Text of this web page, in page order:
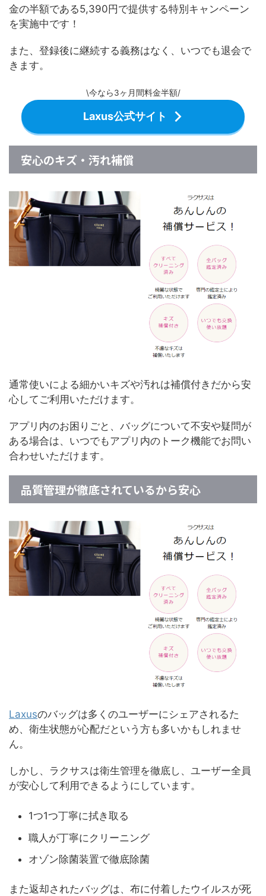
金の半額である5,390円で提供する特別キャンペーン
を実施中です！
また、登録後に継続する義務はなく、いつでも退会で
きます。
\今なら3ヶ月間料金半額/
Laxus公式サイト
安心のキズ・汚れ補償
通常使いによる細かいキズや汚れは補償付きだから安
心してご利用いただけます。
アプリ内のお困りごと、バッグについて不安や疑問が
ある場合は、いつでもアプリ内のトーク機能でお問い
合わせいただけます。
品質管理が徹底されているから安心
Laxusのバッグは多くのユーザーにシェアされるた
め、衛生状態が心配だという方も多いかもしれませ
ん。
しかし、ラクサスは衛生管理を徹底し、ユーザー全員
が安心して利用できるようにしています。
1つ1つ丁寧に拭き取る
職人が丁寧にクリーニング
オゾン除菌装置で徹底除菌
また返却されたバッグは、布に付着したウイルスが死